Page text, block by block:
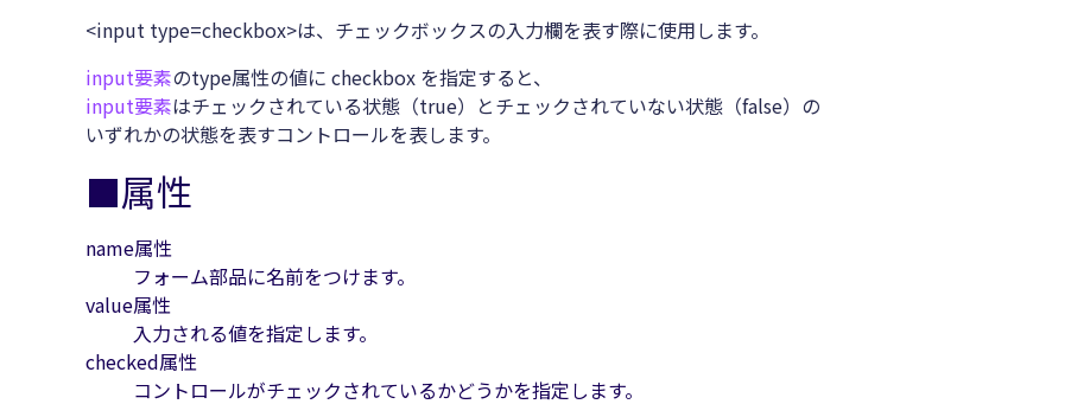
<input type=checkbox>は、チェックボックスの入力欄を表す際に使用します。
input要素のtype属性の値に checkbox を指定すると、
input要素はチェックされている状態（true）とチェックされていない状態（false）の
いずれかの状態を表すコントロールを表します。
■属性
name属性
フォーム部品に名前をつけます。
value属性
入力される値を指定します。
checked属性
コントロールがチェックされているかどうかを指定します。